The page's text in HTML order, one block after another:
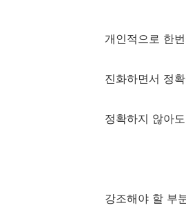
개인적으로 한
진화하면서 정
정확하지 않아
강조해야 할 부